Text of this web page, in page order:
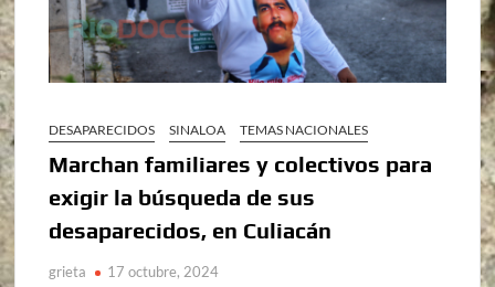
DESAPARECIDOS SINALOA TEMAS NACIONALES
Marchan familiares y colectivos para
exigir la búsqueda de sus
desaparecidos, en Culiacán
grieta 17 octubre, 2024